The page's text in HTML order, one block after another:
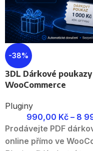
-38%
3DL Dárkové
WooCommerce
Pluginy
990,00 Kč – 8
Prodávejte PDF
online přímo ve